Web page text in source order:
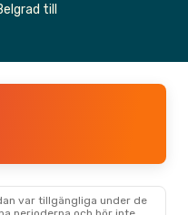
till
var tillgängliga under de